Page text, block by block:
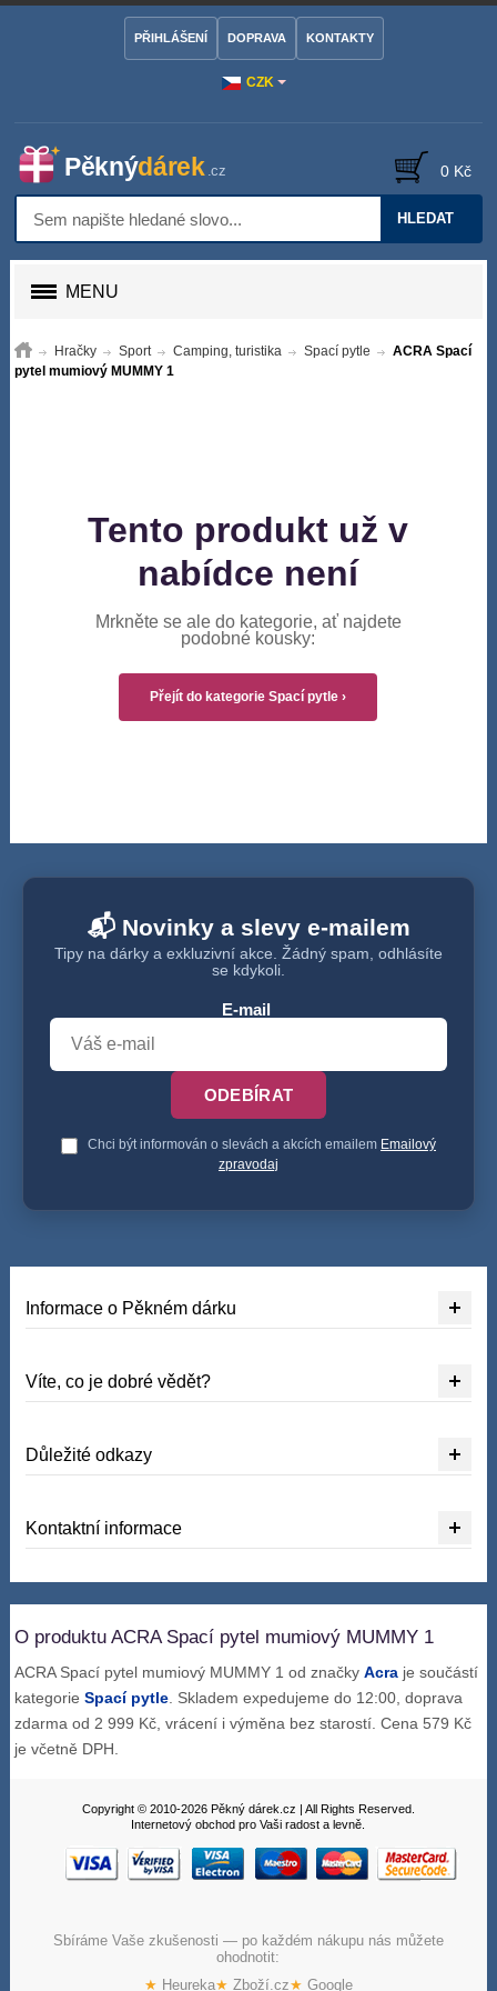
CZK
PŘIHLÁŠENÍ DOPRAVA KONTAKTY
HLEDAT
0 Kč
MENU
Hračky Sport Camping, turistika Spací pytle
ACRA Spací
pytel mumiový MUMMY 1
Tento produkt už v
nabídce není
Mrkněte se ale do kategorie, ať najdete
podobné kousky:
Přejít do kategorie Spací pytle ›
📬 Novinky a slevy e-mailem
Tipy na dárky a exkluzivní akce. Žádný spam, odhlásíte
se kdykoli.
E-mail
ODEBÍRAT
Chci být informován o slevách a akcích emailem Emailový
zpravodaj
Informace o Pěkném dárku
Víte, co je dobré vědět?
Důležité odkazy
Kontaktní informace
O produktu ACRA Spací pytel mumiový MUMMY 1
ACRA Spací pytel mumiový MUMMY 1 od značkyAcra je součástí
kategorieSpací pytle . Skladem expedujeme do 12:00, doprava
zdarma od 2 999 Kč, vrácení i výměna bez starostí. Cena 579 Kč
je včetně DPH.
Copyright © 2010-2026 Pěkný dárek.cz | All Rights Reserved.
Internetový obchod pro Vaši radost a levně.
Sbíráme Vaše zkušenosti — po každém nákupu nás můžete
ohodnotit:
★ Heureka★ Zboží.cz★ Google